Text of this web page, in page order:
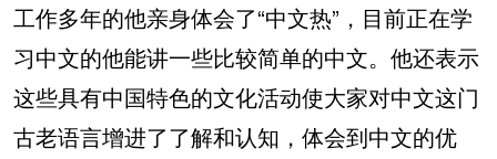
工作多年的他亲身体会了“中文热”，目前正在学
习中文的他能讲一些比较简单的中文。他还表示
这些具有中国特色的文化活动使大家对中文这门
古老语言增进了了解和认知，体会到中文的优